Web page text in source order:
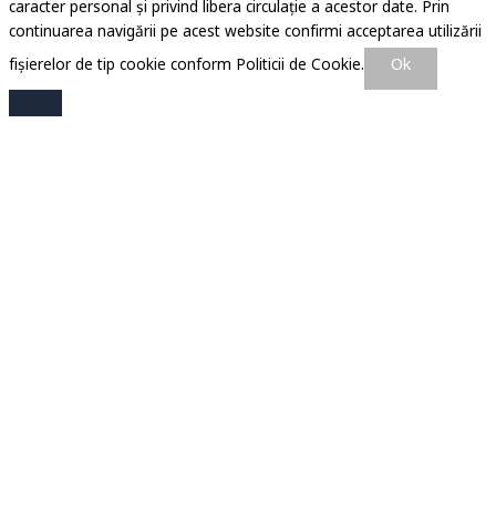
caracter personal și privind libera circulație a acestor date. Prin
continuarea navigării pe acest website confirmi acceptarea utilizării
fișierelor de tip cookie conform Politicii de Cookie.
Ok